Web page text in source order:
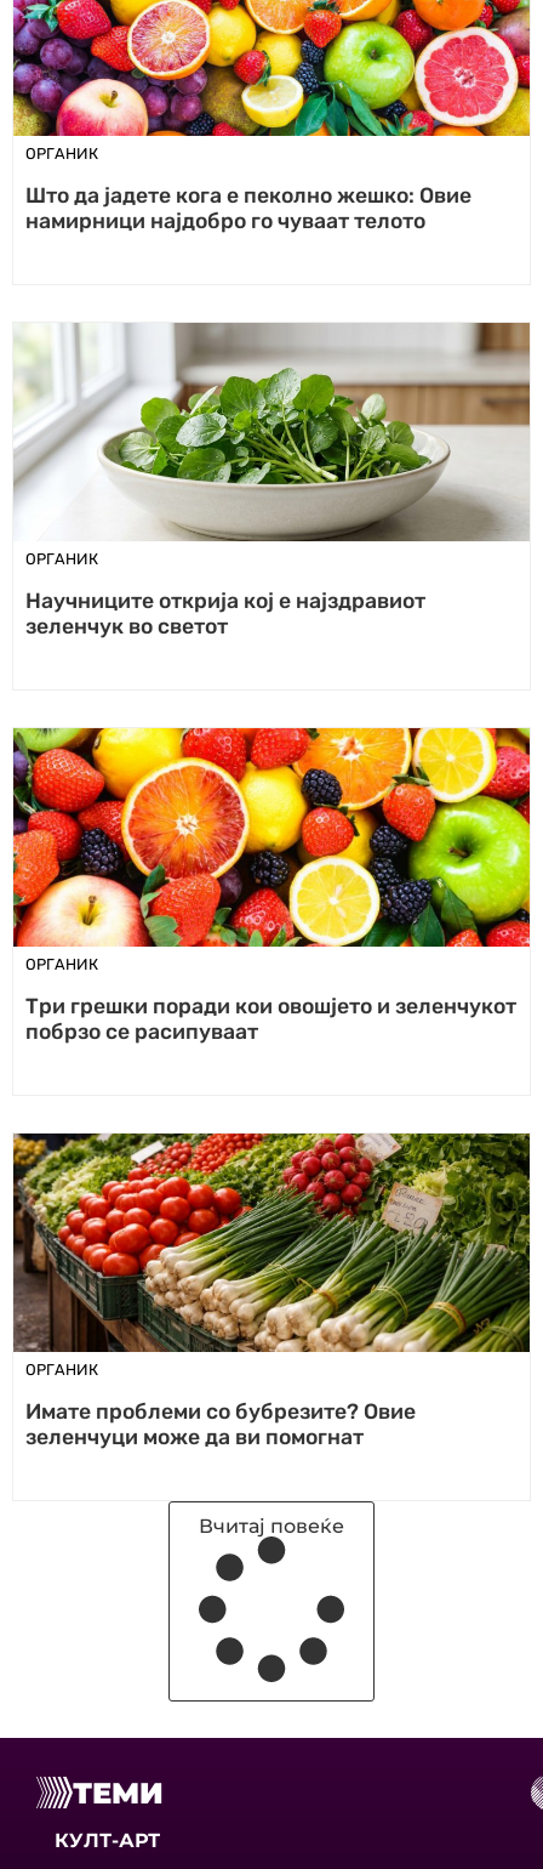
ОРГАНИК
Што да јадете кога е пеколно жешко: Овие
намирници најдобро го чуваат телото
ОРГАНИК
Научниците открија кој е најздравиот
зеленчук во светот
ОРГАНИК
Три грешки поради кои овошјето и зеленчукот
побрзо се расипуваат
ОРГАНИК
Имате проблеми со бубрезите? Овие
зеленчуци може да ви помогнат
Вчитај повеќе
ТЕМИ
КУЛТ-АРТ